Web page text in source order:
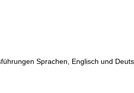
Sprachen, Englisch und